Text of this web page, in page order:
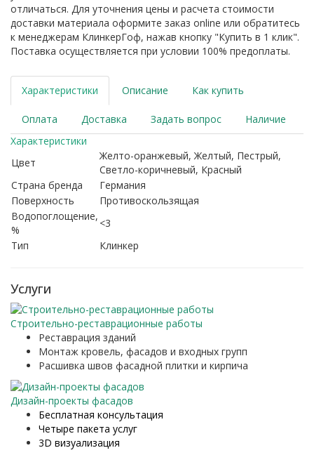
отличаться. Для уточнения цены и расчета стоимости
доставки материала оформите заказ online или обратитесь
к менеджерам КлинкерГоф, нажав кнопку "Купить в 1 клик".
Поставка осуществляется при условии 100% предоплаты.
Характеристики Описание Как купить
Оплата Доставка Задать вопрос
Наличие
Характеристики
Цвет
Желто-оранжевый, Желтый, Пестрый,
Светло-коричневый, Красный
Страна бренда
Германия
Поверхность
Противоскользящая
Водопоглощение,
%
<3
Тип
Клинкер
Услуги
Строительно-реставрационные работы
Реставрация зданий
Монтаж кровель, фасадов и входных групп
Расшивка швов фасадной плитки и кирпича
Дизайн-проекты фасадов
Бесплатная консультация
Четыре пакета услуг
3D визуализация